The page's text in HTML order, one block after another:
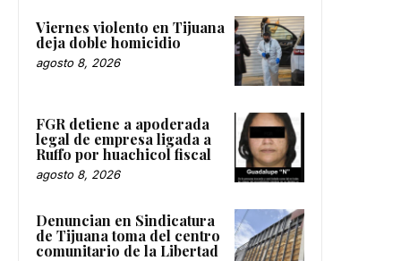
Viernes violento en Tijuana
deja doble homicidio
agosto 8, 2026
FGR detiene a apoderada
legal de empresa ligada a
Ruffo por huachicol fiscal
agosto 8, 2026
Denuncian en Sindicatura
de Tijuana toma del centro
comunitario de la Libertad